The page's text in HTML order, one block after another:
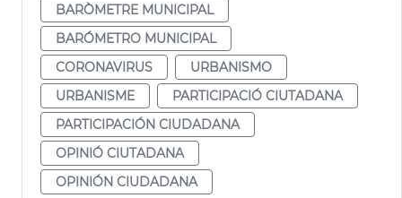
BARÒMETRE MUNICIPAL
BARÓMETRO MUNICIPAL
CORONAVIRUS
URBANISMO
URBANISME
PARTICIPACIÓ CIUTADANA
PARTICIPACIÓN CIUDADANA
OPINIÓ CIUTADANA
OPINIÓN CIUDADANA